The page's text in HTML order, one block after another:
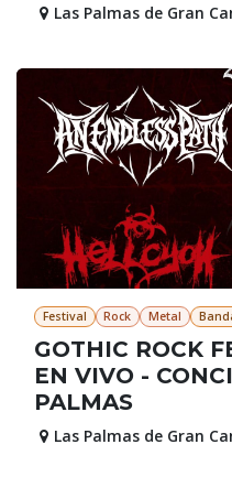
Las Palmas de Gran
Festival Rock Metal
GOTHIC ROCK
EN VIVO -
PALMAS
Las Palmas de Gran